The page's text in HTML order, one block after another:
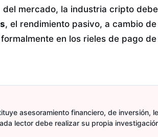
mercado, la industria cripto
, el rendimiento pasivo, a cambio de
en los rieles de pago de
asesoramiento financiero, de inversión,
lector debe realizar su propia